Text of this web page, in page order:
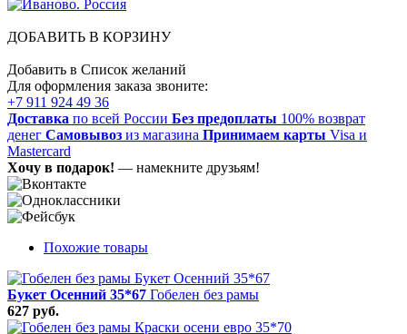
ДОБАВИТЬ В КОРЗИНУ
Добавить в Список желаний
Для оформления заказа звоните:
+7 911 924 49 36
Доставка по всей России Без предоплаты 100% возврат
денег Самовывоз из магазина Принимаем карты Visa и
Mastercard
Хочу в подарок! — намекните друзьям!
Похожие товары
Букет Осенний 35*67 Гобелен без рамы
627 руб.